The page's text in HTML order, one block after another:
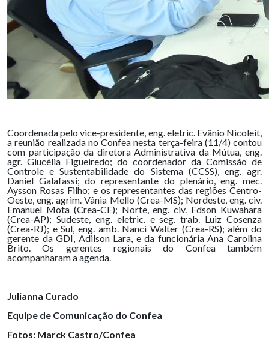
Coordenada pelo vice-presidente, eng. eletric. Evânio Nicoleit,
a reunião realizada no Confea nesta terça-feira (11/4) contou
com participação da diretora Administrativa da Mútua, eng.
agr. Giucélia Figueiredo; do coordenador da Comissão de
Controle e Sustentabilidade do Sistema (CCSS), eng. agr.
Daniel Galafassi; do representante do plenário, eng. mec.
Aysson Rosas Filho; e os representantes das regiões Centro-
Oeste, eng. agrim. Vânia Mello (Crea-MS); Nordeste, eng. civ.
Emanuel Mota (Crea-CE); Norte, eng. civ. Edson Kuwahara
(Crea-AP); Sudeste, eng. eletric. e seg. trab. Luiz Cosenza
(Crea-RJ); e Sul, eng. amb. Nanci Walter (Crea-RS); além do
gerente da GDI, Adilson Lara, e da funcionária Ana Carolina
Brito. Os gerentes regionais do Confea também
acompanharam a agenda.
Julianna Curado
Equipe de Comunicação do Confea
Fotos: Marck Castro/Confea